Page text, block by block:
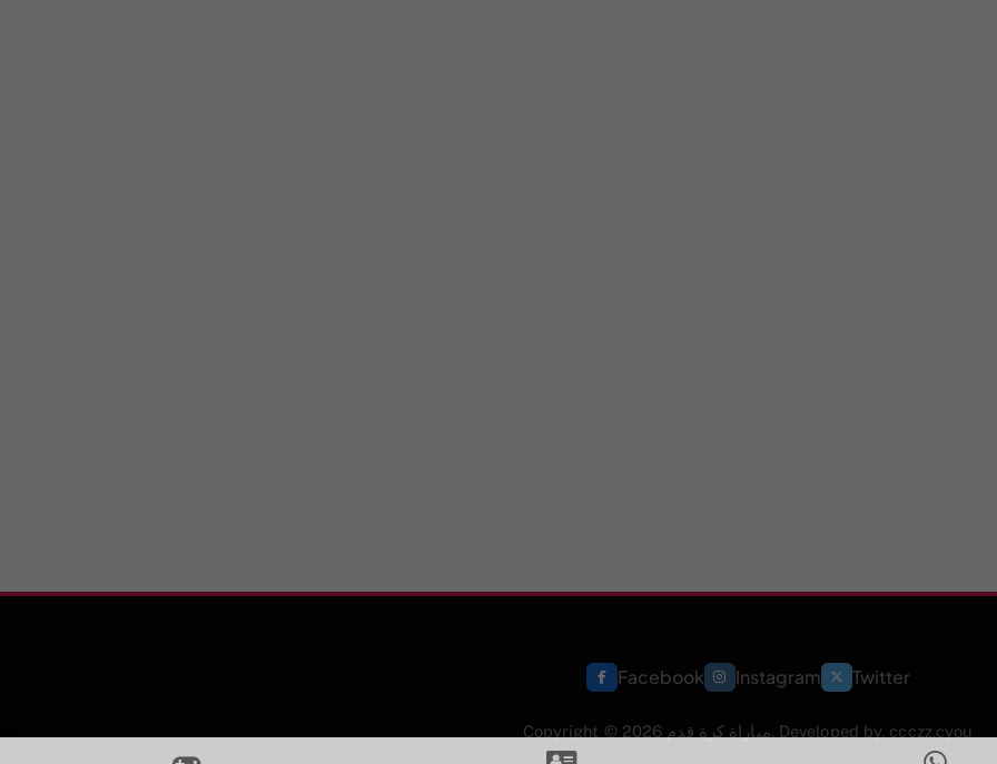
Facebook Instagram Twitter
Copyright © 2026 مباراة كرة قدم. Developed by. ccczz.cyou